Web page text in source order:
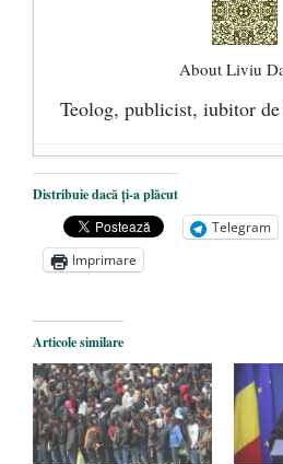
About Liviu
Teolog, publicist, iubitor
Precizări legate de
Puric şi Arsenie Boca -
Toalete „corecte
6 februarie 2016
Boca
Distribuie dacă ți-a plăcut
Telegram
Imprimare
Articole similare